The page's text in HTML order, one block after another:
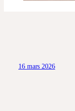
16 mars 2026